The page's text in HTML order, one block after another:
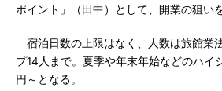
ポイント」（田中）として、開業の狙い
宿泊日数の上限はなく、人数は旅館業
プ14人まで。夏季や年末年始などのハイ
円～となる。